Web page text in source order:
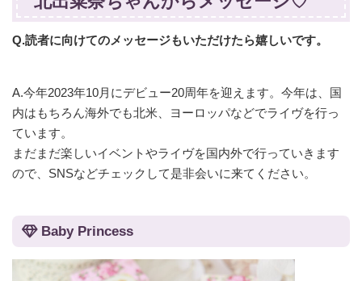
Q.読者に向けてのメッセージもいただけたら嬉しいです。
A.今年2023年10月にデビュー20周年を迎えます。今年は、国
内はもちろん海外でも北米、ヨーロッパなどでライヴを行っ
ています。
まだまだ楽しいイベントやライヴを国内外で行っていきます
ので、SNSなどチェックして是非会いに来てください。
Baby Princess